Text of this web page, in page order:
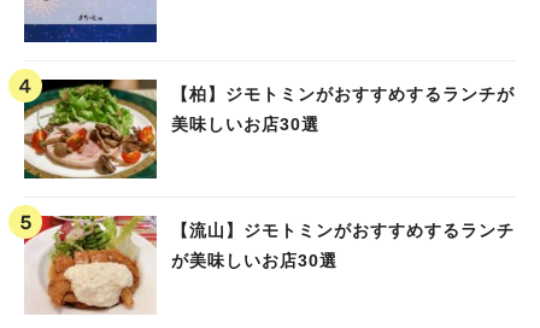
【柏】ジモトミンがおすすめするランチが
美味しいお店30選
【流山】ジモトミンがおすすめするランチ
が美味しいお店30選